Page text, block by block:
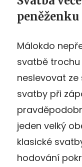
peněženku
Málokdo
svatbě
neslevovat
svatby při
jeden velký
klasické
hodování